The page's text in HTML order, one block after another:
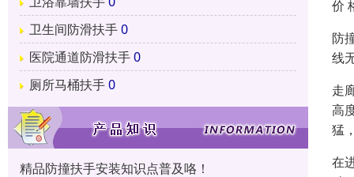
卫生间防滑扶手0
医院通道防滑扶手0
厕所马桶扶手0
精品防撞扶手安装知识点普及咯！
价
防
线
走
高
猛
在